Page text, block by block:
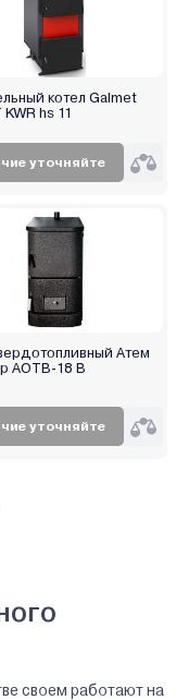
котел Galmet
hs 11
уточняйте
Атем
АОТВ-18 В
уточняйте
своем работают на